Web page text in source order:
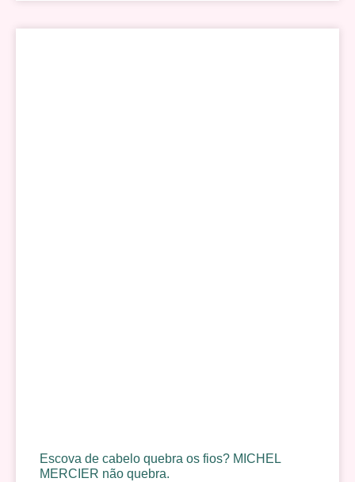
Escova de cabelo quebra os fios? MICHEL
MERCIER não quebra.